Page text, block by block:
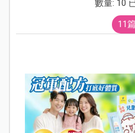
數量: 10
11